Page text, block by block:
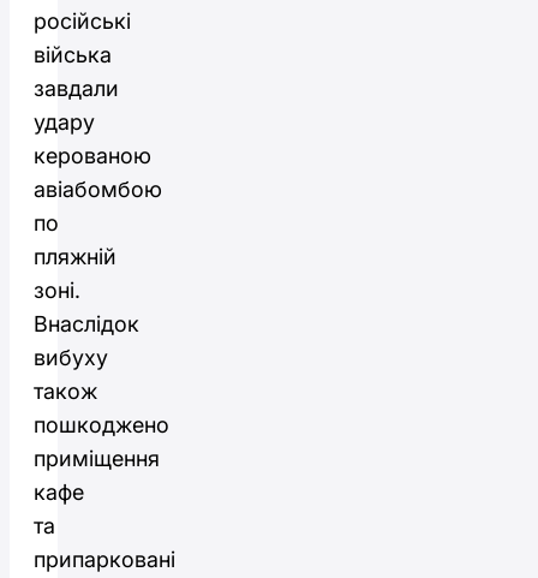
російські
війська
завдали
удару
керованою
авіабомбою
по
пляжній
зоні.
Внаслідок
вибуху
також
пошкоджено
приміщення
кафе
та
припарковані